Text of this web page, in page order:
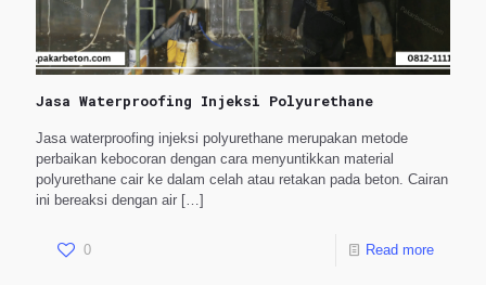
Jasa Waterproofing Injeksi Polyurethane
Jasa waterproofing injeksi polyurethane merupakan metode
perbaikan kebocoran dengan cara menyuntikkan material
polyurethane cair ke dalam celah atau retakan pada beton. Cairan
ini bereaksi dengan air […]
0 Read more